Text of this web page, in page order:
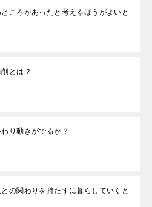
ころがあったと考えるほうがよいと
とは？
り動きがでるか？
の関わりを持たずに暮らしていくと